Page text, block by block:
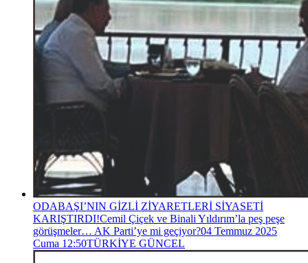
ODABAŞI’NIN GİZLİ ZİYARETLERİ SİYASETİ
KARIŞTIRDI!Cemil Çiçek ve Binali Yıldırım’la peş peşe
görüşmeler… AK Parti’ye mi geçiyor?04 Temmuz 2025
Cuma 12:50TÜRKİYE GÜNCEL